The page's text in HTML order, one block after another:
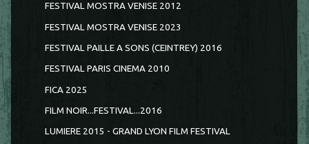
FESTIVAL MOSTRA VENISE 2012
FESTIVAL MOSTRA VENISE 2023
FESTIVAL PAILLE A SONS (CEINTREY) 2016
FESTIVAL PARIS CINEMA 2010
FICA 2025
FILM NOIR...FESTIVAL...2016
LUMIERE 2015 - GRAND LYON FILM FESTIVAL